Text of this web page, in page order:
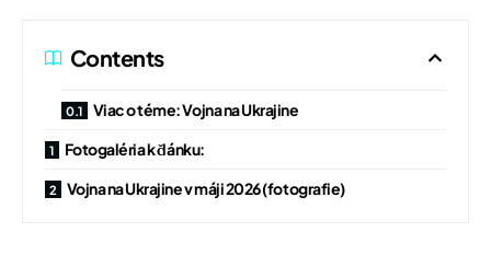
Contents
Viac o téme: Vojna na Ukrajine
Fotogaléria k článku:
Vojna na Ukrajine v máji 2026 (fotografie)